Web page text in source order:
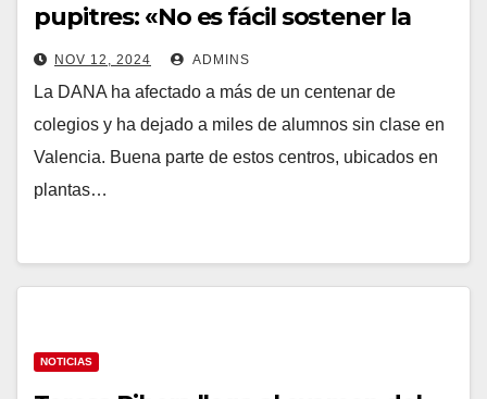
pupitres: «No es fácil sostener la
solidaridad en el tiempo»
NOV 12, 2024 ADMINS
La DANA ha afectado a más de un centenar de
colegios y ha dejado a miles de alumnos sin clase en
Valencia. Buena parte de estos centros, ubicados en
plantas…
NOTICIAS